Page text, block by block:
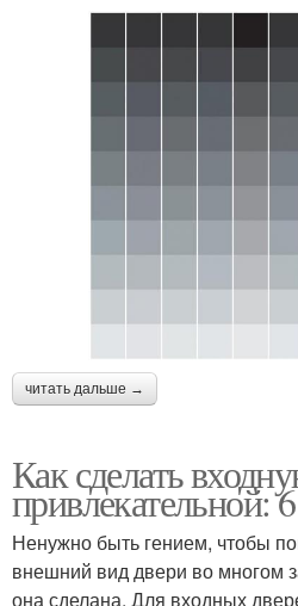
читать дальше →
Как сделать
привлекательной:
Ненужно быть гением, чтобы
внешний вид двери во многом
она сделана. Для входных